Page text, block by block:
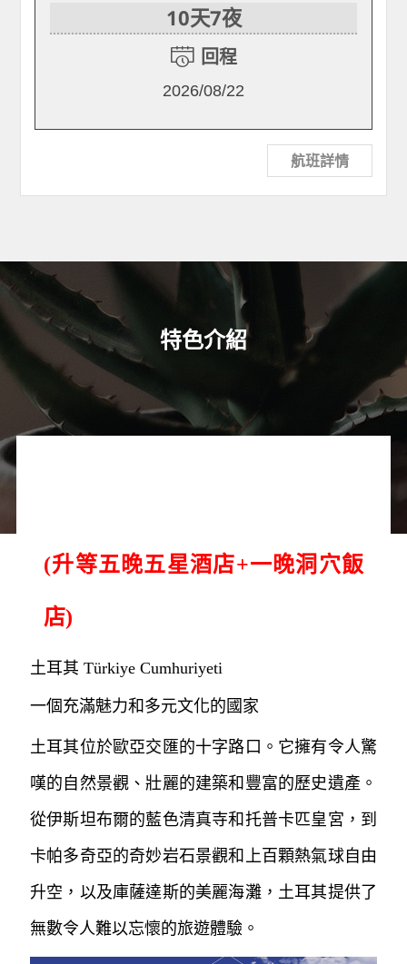
10天7夜
回程
2026/08/22
航班詳情
特色介紹
(升等五晚五星酒店+一晚洞穴飯
店)
土耳其 Türkiye Cumhuriyeti
一個充滿魅力和多元文化的國家
土耳其位於歐亞交匯的十字路口。它擁有令人驚
嘆的自然景觀、壯麗的建築和豐富的歷史遺產。
從伊斯坦布爾的藍色清真寺和托普卡匹皇宮，到
卡帕多奇亞的奇妙岩石景觀和上百顆熱氣球自由
升空，以及庫薩達斯的美麗海灘，土耳其提供了
無數令人難以忘懷的旅遊體驗。